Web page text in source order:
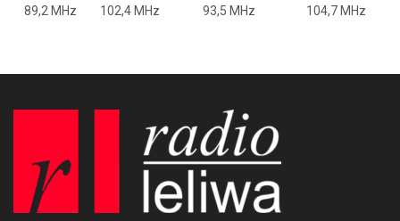
89,2 MHz
102,4 MHz 93,5 MHz 104,7 MHz